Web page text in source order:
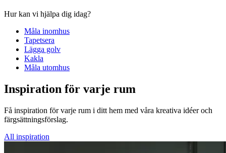
Hur kan vi hjälpa dig idag?
Måla inomhus
Tapetsera
Lägga golv
Kakla
Måla utomhus
Inspiration för varje rum
Få inspiration för varje rum i ditt hem med våra kreativa idéer och
färgsättningsförslag.
All inspiration